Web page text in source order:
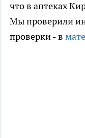
что в аптеках
Мы проверили
проверки - в